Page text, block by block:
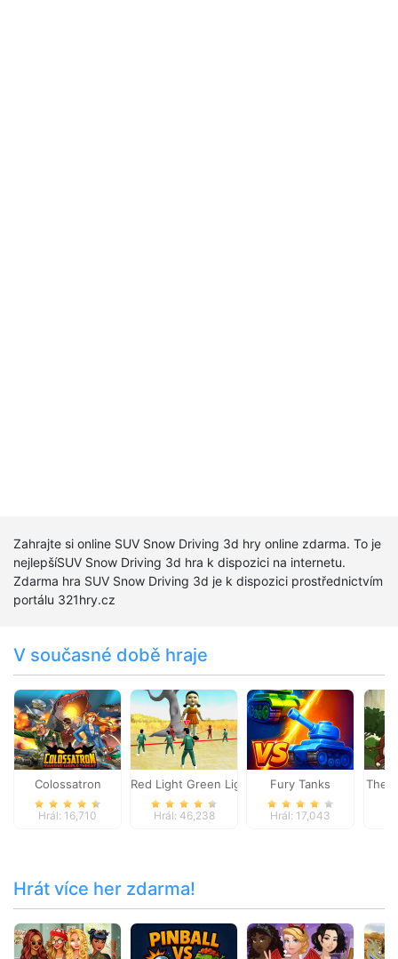
Zahrajte si online SUV Snow Driving 3d hry online zdarma. To je
nejlepšíSUV Snow Driving 3d hra k dispozici na internetu.
Zdarma hra SUV Snow Driving 3d je k dispozici prostřednictvím
portálu 321hry.cz
V současné době hraje
Colossatron
Hrál: 16,710
Red Light Green Light
Hrál: 46,238
Fury Tanks
Hrál: 17,043
The
Hrát více her zdarma!